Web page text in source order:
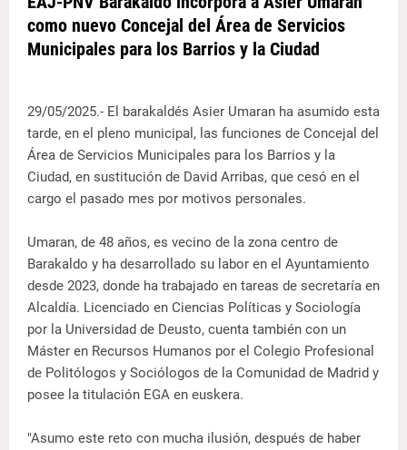
como nuevo Concejal del Área de Servicios
Municipales para los Barrios y la Ciudad
29/05/2025.- El barakaldés Asier Umaran ha asumido esta
tarde, en el pleno municipal, las funciones de Concejal del
Área de Servicios Municipales para los Barrios y la
Ciudad, en sustitución de David Arribas, que cesó en el
cargo el pasado mes por motivos personales.
Umaran, de 48 años, es vecino de la zona centro de
Barakaldo y ha desarrollado su labor en el Ayuntamiento
desde 2023, donde ha trabajado en tareas de secretaría en
Alcaldía. Licenciado en Ciencias Políticas y Sociología
por la Universidad de Deusto, cuenta también con un
Máster en Recursos Humanos por el Colegio Profesional
de Politólogos y Sociólogos de la Comunidad de Madrid y
posee la titulación EGA en euskera.
"Asumo este reto con mucha ilusión, después de haber